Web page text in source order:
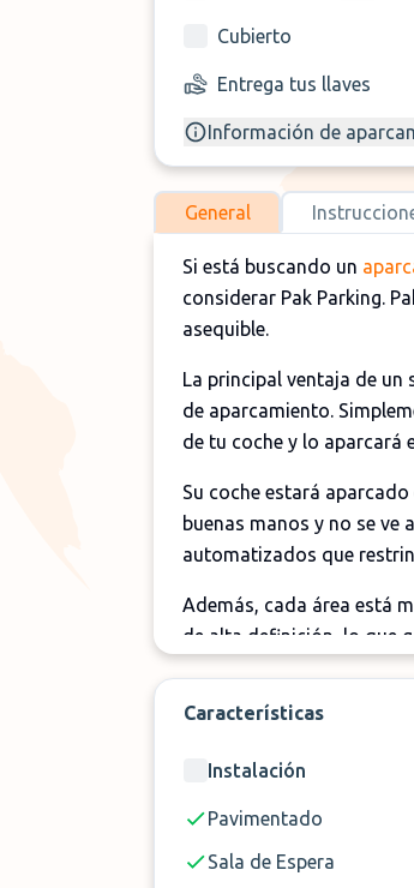
Cubierto
Entrega tus llaves
Información de
General
Si está buscando un
considerar Pak Parking.
asequible.
La principal ventaja de un
de aparcamiento.
de tu coche y lo aparcará
Su coche estará
buenas manos y no se ve
automatizados que
Además, cada área está
de alta definición, lo que
¡No esperes más y
Características
Instalación
Pavimentado
Sala de Espera